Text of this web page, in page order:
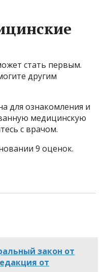
стать первым.
другим
для ознакомления и
медицинскую
с врачом.
9 оценок.
закон от
от